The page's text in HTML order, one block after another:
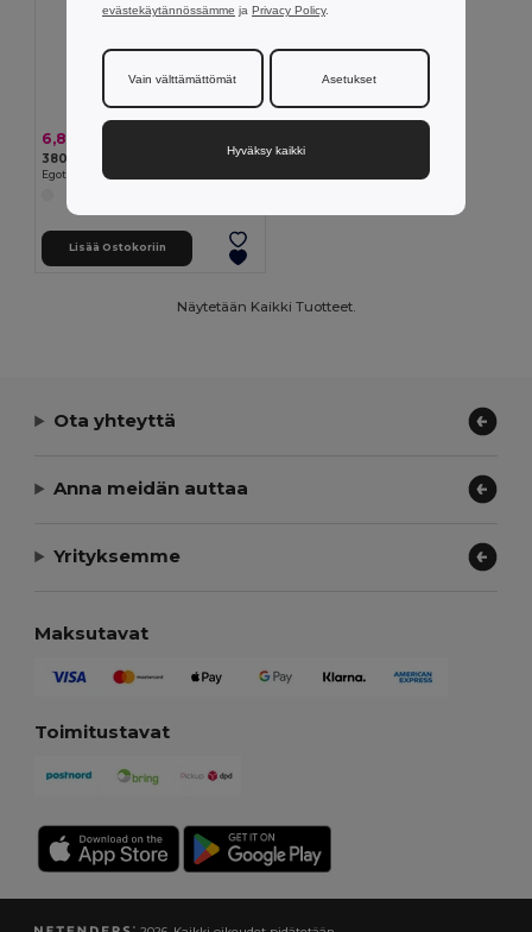
6,88 €
380 ml:n pullo ruostumattomasta teräksestä valmistettua sublimaatiopulloa
Egotier 94286
Lisää Ostokoriin
Näytetään Kaikki Tuotteet.
Ota yhteyttä
Anna meidän auttaa
Yrityksemme
Maksutavat
Toimitustavat
evästekäytännössämme ja Privacy Policy.
Vain välttämättömät Asetukset
Hyväksy kaikki